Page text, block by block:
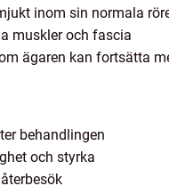
inom sin normala
muskler och fascia
ägaren kan fortsätta
behandlingen
och styrka